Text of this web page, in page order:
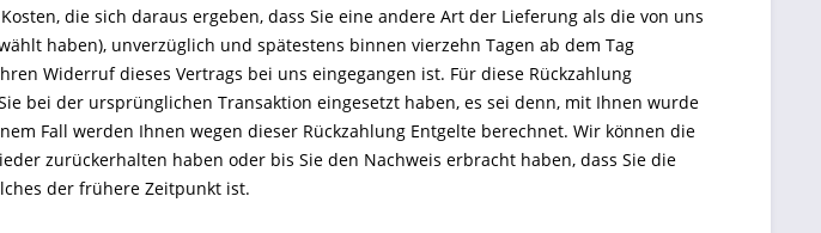
die sich daraus ergeben, dass Sie eine andere Art der Lieferung als die von uns
haben), unverzüglich und spätestens binnen vierzehn Tagen ab dem Tag
Widerruf dieses Vertrags bei uns eingegangen ist. Für diese Rückzahlung
bei der ursprünglichen Transaktion eingesetzt haben, es sei denn, mit Ihnen wurde
Fall werden Ihnen wegen dieser Rückzahlung Entgelte berechnet. Wir können die
zurückerhalten haben oder bis Sie den Nachweis erbracht haben, dass Sie die
der frühere Zeitpunkt ist.